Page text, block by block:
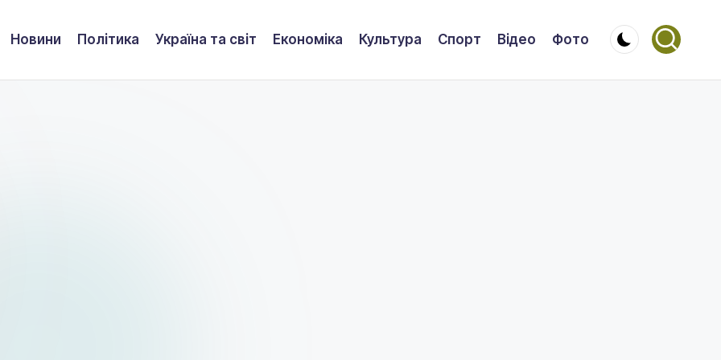
Новини Політика Україна та світ Економіка Культура Спорт Відео Фото